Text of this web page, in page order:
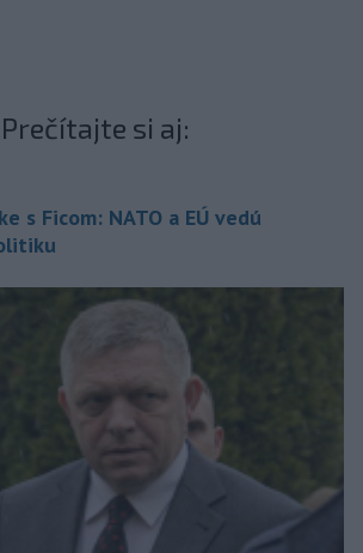
Prečítajte si aj:
s Ficom: NATO a EÚ vedú